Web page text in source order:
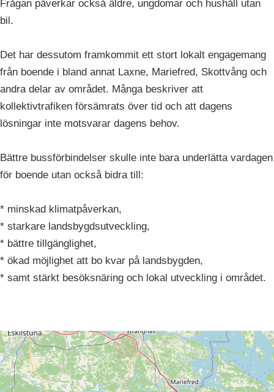
Frågan påverkar också äldre, ungdomar och hushåll utan
bil.
Det har dessutom framkommit ett stort lokalt engagemang
från boende i bland annat Laxne, Mariefred, Skottvång och
andra delar av området. Många beskriver att
kollektivtrafiken försämrats över tid och att dagens
lösningar inte motsvarar dagens behov.
Bättre bussförbindelser skulle inte bara underlätta vardagen
för boende utan också bidra till:
* minskad klimatpåverkan,
* starkare landsbygdsutveckling,
* bättre tillgänglighet,
* ökad möjlighet att bo kvar på landsbygden,
* samt stärkt besöksnäring och lokal utveckling i området.